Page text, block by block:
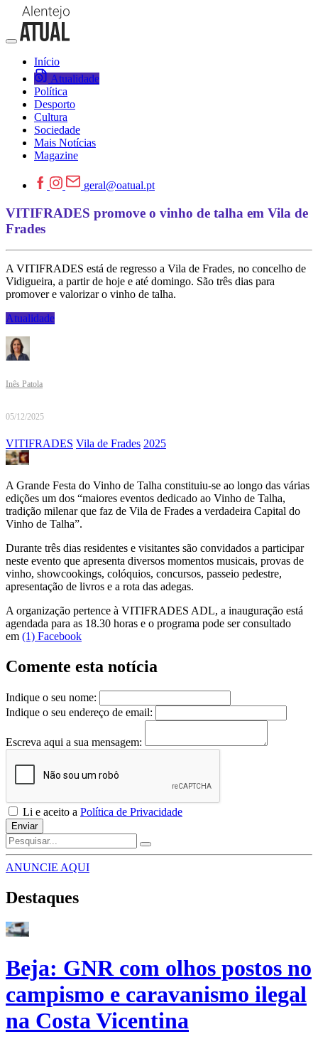
Início
Atualidade
Política
Desporto
Cultura
Sociedade
Mais Notícias
Magazine
geral@oatual.pt
VITIFRADES promove o vinho de talha em Vila de
Frades
A VITIFRADES está de regresso a Vila de Frades, no concelho de
Vidigueira, a partir de hoje e até domingo. São três dias para
promover e valorizar o vinho de talha.
Atualidade
Inês Patola
05/12/2025
VITIFRADES Vila de Frades 2025
A Grande Festa do Vinho de Talha constituiu-se ao longo das várias
edições um dos “maiores eventos dedicado ao Vinho de Talha,
tradição milenar que faz de Vila de Frades a verdadeira Capital do
Vinho de Talha”.
Durante três dias residentes e visitantes são convidados a participar
neste evento que apresenta diversos momentos musicais, provas de
vinho, showcookings, colóquios, concursos, passeio pedestre,
apresentação de livros e a rota das adegas.
A organização pertence à VITIFRADES ADL, a inauguração está
agendada para as 18.30 horas e o programa pode ser consultado
em (1) Facebook
Comente esta notícia
Indique o seu nome:
Indique o seu endereço de email:
Escreva aqui a sua mensagem:
Li e aceito a Política de Privacidade
Enviar
ANUNCIE AQUI
Destaques
Beja: GNR com olhos postos no
campismo e caravanismo ilegal
na Costa Vicentina